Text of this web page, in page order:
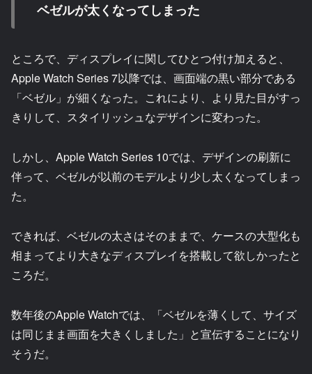
ベゼルが太くなってしまった
ところで、ディスプレイに関してひとつ付け加えると、
Apple Watch Series 7以降では、画面端の黒い部分である
「ベゼル」が細くなった。これにより、より見た目がすっ
きりして、スタイリッシュなデザインに変わった。
しかし、Apple Watch Series 10では、デザインの刷新に
伴って、ベゼルが以前のモデルより少し太くなってしまっ
た。
できれば、ベゼルの太さはそのままで、ケースの大型化も
相まってより大きなディスプレイを搭載して欲しかったと
ころだ。
数年後のApple Watchでは、「ベゼルを薄くして、サイズ
は同じまま画面を大きくしました」と宣伝することになり
そうだ。